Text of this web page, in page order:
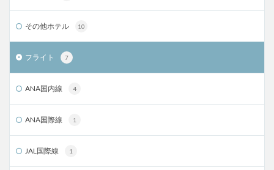
その他ホテル 10
フライト 7
ANA国内線 4
ANA国際線 1
JAL国際線 1